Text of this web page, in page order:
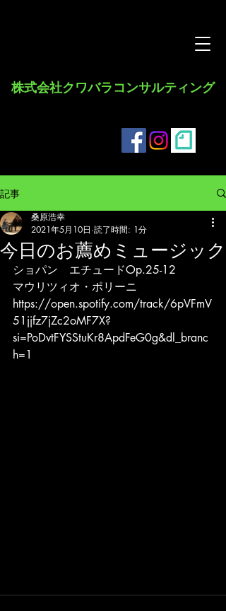
​株式会社クワバラコンサルティング
記事
今日のお薦めミュージック
桑原浩幸
2021年5月10日 読了時間: 1分
ショパン　エチュードOp.25-12
マウリツィオ・ポリーニ
https://open.spotify.com/track/6pVFmV
51jjfz7jZc2oMF7X?
si=PoDvtFYSStuKr8ApdFeG0g&dl_branc
h=1